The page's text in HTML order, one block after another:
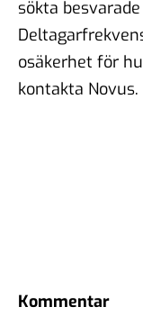
sökta
osäkerhet för
kontakta Novus.
Kommentar